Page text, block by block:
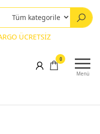
ÜCRETSİZ
Menü
0